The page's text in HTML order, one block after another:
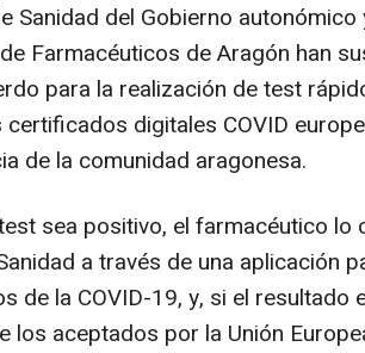
Sanidad del Gobierno
Farmacéuticos de Aragón han
para la realización de test
digitales COVID
de la comunidad aragonesa.
sea positivo, el farmacéutico lo
a través de una aplicación
de la COVID-19, y, si el resultado
los aceptados por la Unión